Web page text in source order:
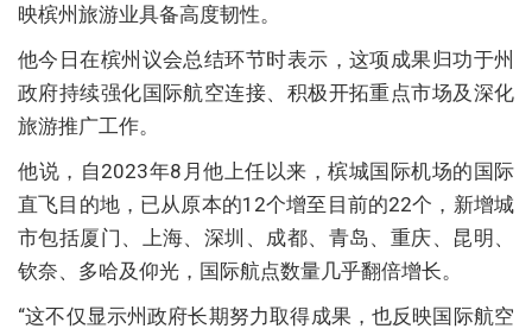
映槟州旅游业具备高度韧性。
他今日在槟州议会总结环节时表示，这项成果归功于州
政府持续强化国际航空连接、积极开拓重点市场及深化
旅游推广工作。
他说，自2023年8月他上任以来，槟城国际机场的国际
直飞目的地，已从原本的12个增至目前的22个，新增城
市包括厦门、上海、深圳、成都、青岛、重庆、昆明、
钦奈、多哈及仰光，国际航点数量几乎翻倍增长。
“这不仅显示州政府长期努力取得成果，也反映国际航空